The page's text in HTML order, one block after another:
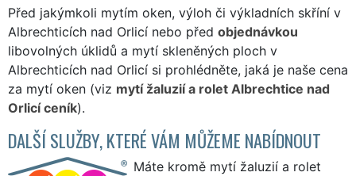
Před jakýmkoli mytím oken, výloh či výkladních skříní v
Albrechticích nad Orlicí nebo před objednávkou
libovolných úklidů a mytí skleněných ploch v
Albrechticích nad Orlicí si prohlédněte, jaká je naše cena
za mytí oken (viz mytí žaluzií a rolet Albrechtice nad
Orlicí ceník).
DALŠÍ SLUŽBY, KTERÉ VÁM MŮŽEME NABÍDNOUT
Máte kromě mytí žaluzií a rolet